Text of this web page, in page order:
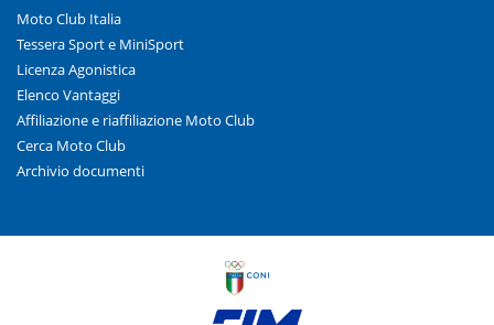
Moto Club Italia
Tessera Sport e MiniSport
Licenza Agonistica
Elenco Vantaggi
Affiliazione e riaffiliazione Moto Club
Cerca Moto Club
Archivio documenti